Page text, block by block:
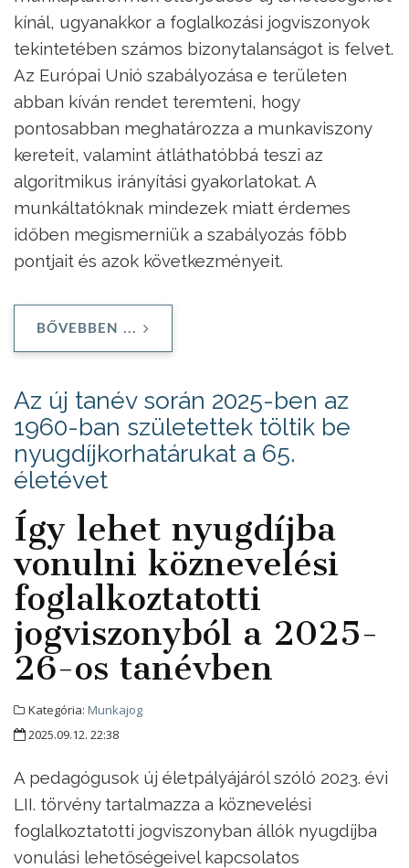
kínál, ugyanakkor a foglalkozási jogviszonyok
tekintetében számos bizonytalanságot is felvet.
Az Európai Unió szabályozása e területen
abban kíván rendet teremteni, hogy
pontosabban meghatározza a munkaviszony
kereteit, valamint átláthatóbbá teszi az
algoritmikus irányítási gyakorlatokat. A
munkáltatóknak mindezek miatt érdemes
időben megismerniük a szabályozás főbb
pontjait és azok következményeit.
BŐVEBBEN ...
Az új tanév során 2025-ben az
1960-ban születettek töltik be
nyugdíjkorhatárukat a 65.
életévet
Így lehet nyugdíjba
vonulni köznevelési
foglalkoztatotti
jogviszonyból a 2025-
26-os tanévben
Kategória: Munkajog
2025.09.12. 22:38
A pedagógusok új életpályájáról szóló 2023. évi
LII. törvény tartalmazza a köznevelési
foglalkoztatotti jogviszonyban állók nyugdíjba
vonulási lehetőségeivel kapcsolatos